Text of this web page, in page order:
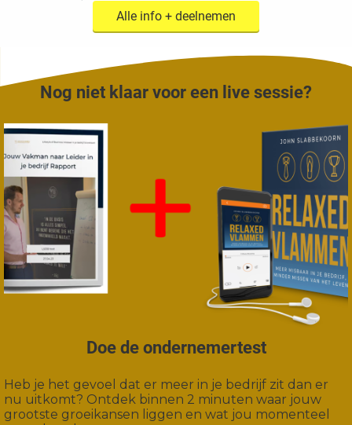
Alle info + deelnemen
Nog niet klaar voor een live sessie?
Doe de ondernemertest
Heb je het gevoel dat er meer in je bedrijf zit dan er
nu uitkomt? Ontdek binnen 2 minuten waar jouw
grootste groeikansen liggen en wat jou momenteel